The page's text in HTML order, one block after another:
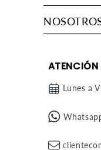
ATENCIÓN
Lunes a